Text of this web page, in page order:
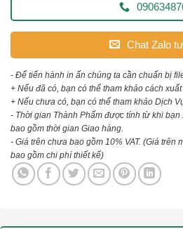
Chat Zalo
- Để tiến hành in ấn chúng ta cần chuẩn bị
+ Nếu đã có, bạn có thể tham khảo cách
+ Nếu chưa có, bạn có thể tham khảo Dịch
- Thời gian Thành Phẩm được tính từ khi
bao gồm thời gian Giao hàng.
- Giá trên chưa bao gồm 10% VAT. (Giá trên
bao gồm chi phí thiết kế)